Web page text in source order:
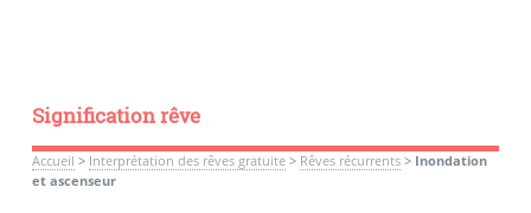
Signification rêve
Accueil > Interprétation des rêves gratuite> Rêves récurrents> Inondation
et ascenseur